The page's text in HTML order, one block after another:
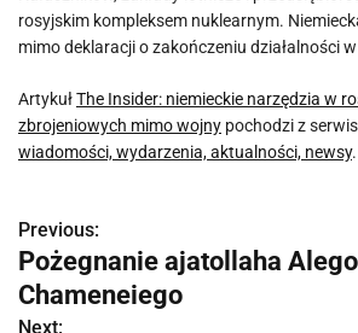
rosyjskim kompleksem nuklearnym.
mimo deklaracji o zakończeniu działalności
ArtykułThe Insider: niemieckie narzędzia w
zbrojeniowych mimo wojny pochodzi z
wiadomości, wydarzenia, aktualności, newsy.
N
a
Previous:
Pożegnanie ajatollaha Alego
Chameneiego
Next: